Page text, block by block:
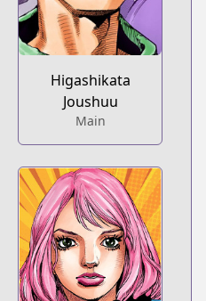
Higashikata
Joushuu
Main